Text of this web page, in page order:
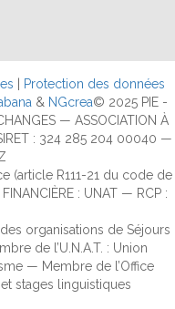
Protection des données
& NGcrea© 2025 PIE -
— ASSOCIATION À
: 324 285 204 00040 —
(article R111-21 du code de
: UNAT — RCP :
organisations de Séjours
de l’U.N.A.T. : Union
— Membre de l’Office
stages linguistiques